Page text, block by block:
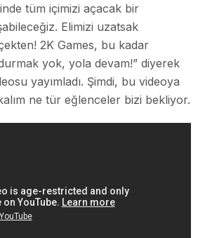
tüm içimizi açacak bir
Elimizi uzatsak
2K Games, bu kadar
yok, yola devam!” diyerek
yayımladı. Şimdi, bu videoya
ne tür eğlenceler bizi bekliyor.